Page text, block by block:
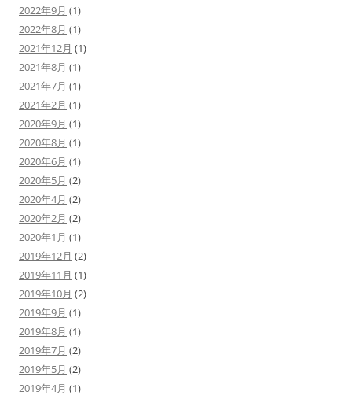
2022年9月 (1)
2022年8月 (1)
2021年12月 (1)
2021年8月 (1)
2021年7月 (1)
2021年2月 (1)
2020年9月 (1)
2020年8月 (1)
2020年6月 (1)
2020年5月 (2)
2020年4月 (2)
2020年2月 (2)
2020年1月 (1)
2019年12月 (2)
2019年11月 (1)
2019年10月 (2)
2019年9月 (1)
2019年8月 (1)
2019年7月 (2)
2019年5月 (2)
2019年4月 (1)